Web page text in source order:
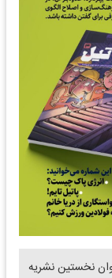
نخستین نشریه